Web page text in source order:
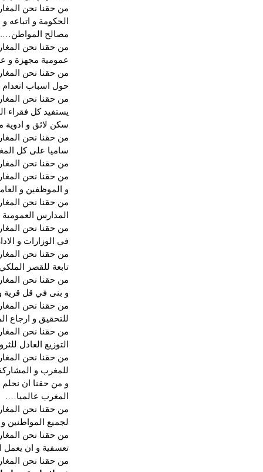
من حقنا نحن
الحكومة و
مصالح المواطن….
من حقنا نحن
عمومية مجهزة و
من حقنا نحن
حول اسباب
من حقنا نحن
يستفيد كل فقراء
سكن لائق و
من حقنا نحن
ساميا على كل
من حقنا نحن
من حقنا نحن
و الموظفين و
من حقنا نحن
المدارس
من حقنا نحن
في الوزارات و
من حقنا نحن
تابعة للقصر
من حقنا نحن
و بنى في قل قرية
من حقنا نحن
للتحقيق و ارجاع
من حقنا نحن
التوزيع العادل
من حقنا نحن
للمغرب و
و من حقنا ان
المغرب عالميا….
من حقنا نحن
لجميع المواطنين
من حقنا نحن
تعسفية و ان يعمل
من حقنا نحن